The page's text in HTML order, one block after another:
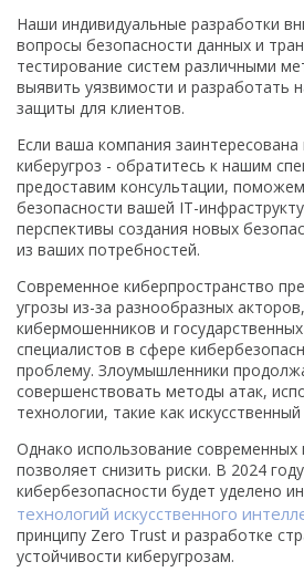
Наши индивидуальные разработки
вопросы безопасности данных и
тестирование систем различными
выявить уязвимости и разработать
защиты для клиентов.
Если ваша компания
киберугроз - обратитесь к нашим
предоставим консультации,
безопасности вашей IT-
перспективы создания новых
из ваших потребностей.
Современное киберпространство
угрозы из-за разнообразных
кибермошенников и
специалистов в сфере
проблему. Злоумышленники
совершенствовать методы атак,
технологии, такие как
Однако использование
позволяет снизить риски. В 2024
кибербезопасности будет уделено
технологий искусственного
принципу Zero Trust и разработке
устойчивости киберугрозам.